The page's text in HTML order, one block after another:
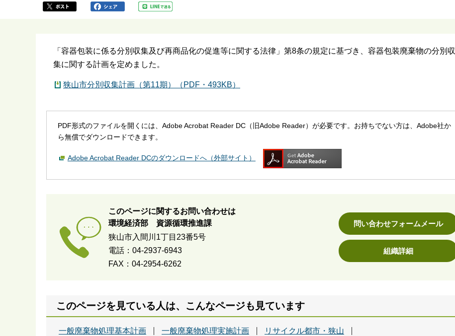
「容器包装に係る分別収集及び再商品化の促進等に関する法律」第8条の規定に基づき、容器包装廃棄物の分別収
集に関する計画を定めました。
狭山市分別収集計画（第11期）（PDF・493KB）
PDF形式のファイルを開くには、Adobe Acrobat Reader DC（旧Adobe Reader）が必要です。お持ちでない方は、Adobe社か
ら無償でダウンロードできます。
Adobe Acrobat Reader DCのダウンロードへ（外部サイト）
このページに関するお問い合わせは
環境経済部 資源循環推進課
狭山市入間川1丁目23番5号
電話：04-2937-6943
FAX：04-2954-6262
問い合わせフォームメール
組織詳細
このページを見ている人は、こんなページも見ています
一般廃棄物処理基本計画 一般廃棄物処理実施計画
リサイクル都市・狭山